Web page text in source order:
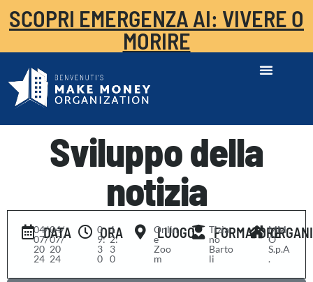
SCOPRI EMERGENZA AI: VIVERE O
MORIRE
Sviluppo della
notizia
DATA
04/
07/
20
24
-04/
07/
20
24
ORA
0
9:
3
0
-1
2:
3
0
LUOGO
Onlin
e
Zoo
m
FORMATORE
Tizia
no
Barto
li
MM
O
S.p.A
.